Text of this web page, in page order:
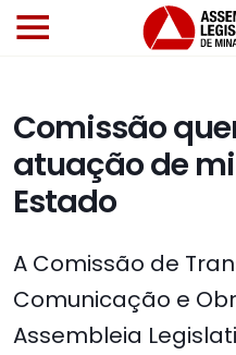
Comissão
atuação de
Estado
A Comissão de
Comunicação e
Assembleia